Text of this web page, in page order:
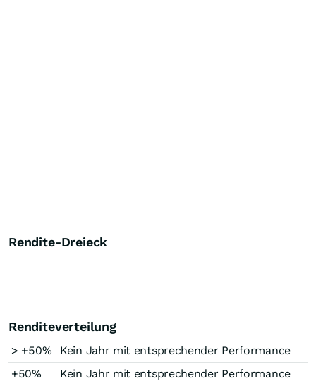
Rendite-Dreieck
Renditeverteilung
> +50%
Kein Jahr mit entsprechender Performance
+50%
Kein Jahr mit entsprechender Performance